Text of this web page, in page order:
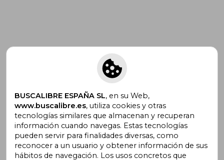
Suscríbete para recibir ofertas y
promociones
¿Necesitas ayuda?
Ir a Centro de Soporte
BUSCALIBRE ESPAÑA SL, en su Web,
www.buscalibre.es, utiliza cookies y otras
tecnologías similares que almacenan y recuperan
información cuando navegas. Estas tecnologías
pueden servir para finalidades diversas, como
reconocer a un usuario y obtener información de sus
hábitos de navegación. Los usos concretos que